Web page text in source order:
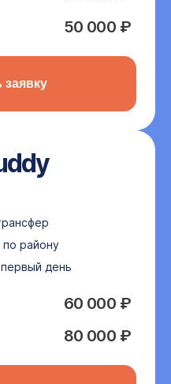
50 000 ₽
заявку
по району
день
60 000 ₽
80 000 ₽